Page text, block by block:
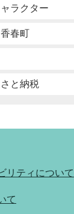
ラクター
春町
と納税
リティについて
て